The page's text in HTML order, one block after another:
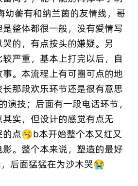
幼蘅有和纳兰茵的友情线，哥
整体都很一般，没有爱情写
的，有点按头的嫌疑。另
严重，基本上打完以后，自
。本流程上有可圈可点的地
那段欢乐环节还是很有意思
演技；后面有一段电话环节，
实，但设计的感觉有点无
的点🥱b本开始整个本又红又
。整个本来说，塑造的最好
后面猛猛在为沙木哭😭